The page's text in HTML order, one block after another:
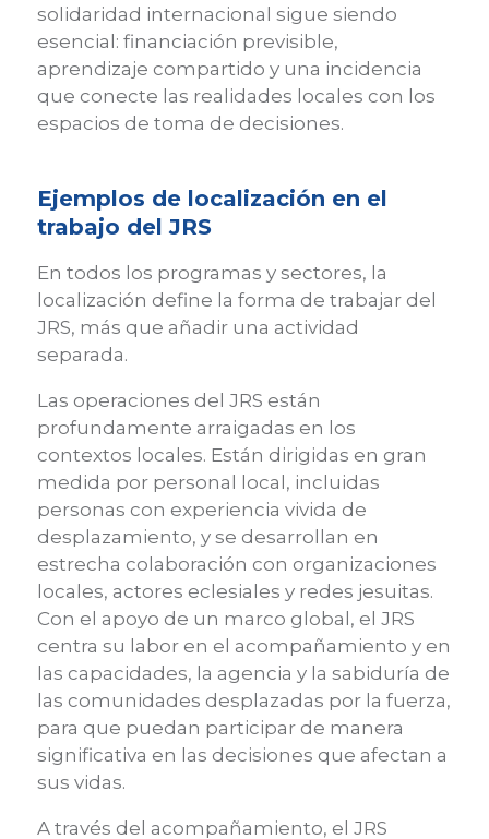
solidaridad internacional sigue siendo
esencial: financiación previsible,
aprendizaje compartido y una incidencia
que conecte las realidades locales con los
espacios de toma de decisiones.
Ejemplos de localización en el
trabajo del JRS
En todos los programas y sectores, la
localización define la forma de trabajar del
JRS, más que añadir una actividad
separada.
Las operaciones del JRS están
profundamente arraigadas en los
contextos locales. Están dirigidas en gran
medida por personal local, incluidas
personas con experiencia vivida de
desplazamiento, y se desarrollan en
estrecha colaboración con organizaciones
locales, actores eclesiales y redes jesuitas.
Con el apoyo de un marco global, el JRS
centra su labor en el acompañamiento y en
las capacidades, la agencia y la sabiduría de
las comunidades desplazadas por la fuerza,
para que puedan participar de manera
significativa en las decisiones que afectan a
sus vidas.
A través del acompañamiento, el JRS